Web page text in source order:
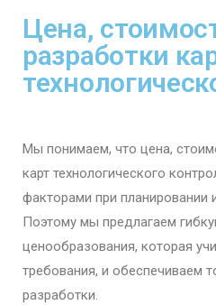
Цена,
разработки
Мы понимаем, что цена,
карт технологического
факторами при планировании
Поэтому мы предлагаем
ценообразования, которая
требования, и обеспечиваем
разработки.